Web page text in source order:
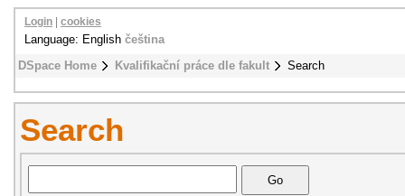
DSpace Home Kvalifikační práce dle fakult Search
Login cookies
Language: English čeština
Search